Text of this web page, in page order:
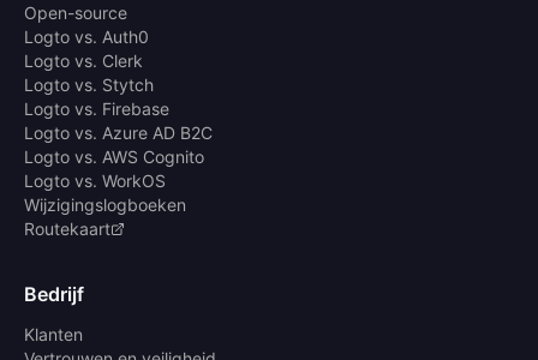
Open-source
Logto vs. Auth0
Logto vs. Clerk
Logto vs. Stytch
Logto vs. Firebase
Logto vs. Azure AD B2C
Logto vs. AWS Cognito
Logto vs. WorkOS
Wijzigingslogboeken
Routekaart
Bedrijf
Klanten